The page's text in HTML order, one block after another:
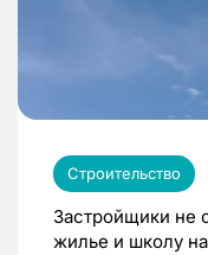
Строительство
Застройщики не
жилье и школу